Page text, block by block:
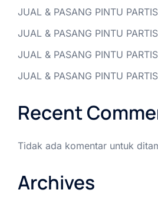
JUAL & PASANG PINTU
JUAL & PASANG PINTU
JUAL & PASANG PINTU
JUAL & PASANG PINTU
Recent
Tidak ada komentar untuk
Archives